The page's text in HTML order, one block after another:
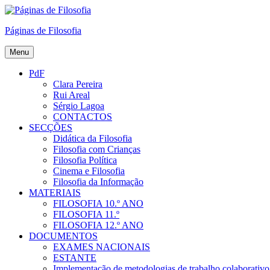
Skip
content
Páginas de Filosofia
Menu
PdF
Clara Pereira
Rui Areal
Sérgio Lagoa
CONTACTOS
SECÇÕES
Didática da Filosofia
Filosofia com Crianças
Filosofia Política
Cinema e Filosofia
Filosofia da Informação
MATERIAIS
FILOSOFIA 10.º ANO
FILOSOFIA 11.º
FILOSOFIA 12.º ANO
DOCUMENTOS
EXAMES NACIONAIS
ESTANTE